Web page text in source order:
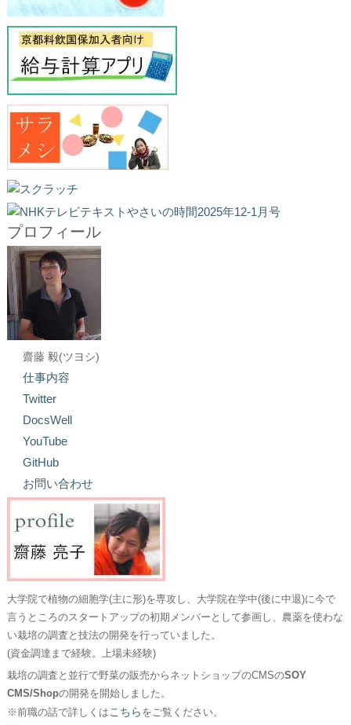
プロフィール
齋藤 毅(ツヨシ)
仕事内容
Twitter
DocsWell
YouTube
GitHub
お問い合わせ
大学院で植物の細胞学(主に形)を専攻し、大学院在学中(後に中退)に今で
言うところのスタートアップの初期メンバーとして参画し、農薬を使わな
い栽培の調査と技法の開発を行っていました。
(資金調達まで経験。上場未経験)
栽培の調査と並行で野菜の販売からネットショップのCMSのSOY
CMS/Shopの開発を開始しました。
※前職の話で詳しくは こちら をご覧ください。